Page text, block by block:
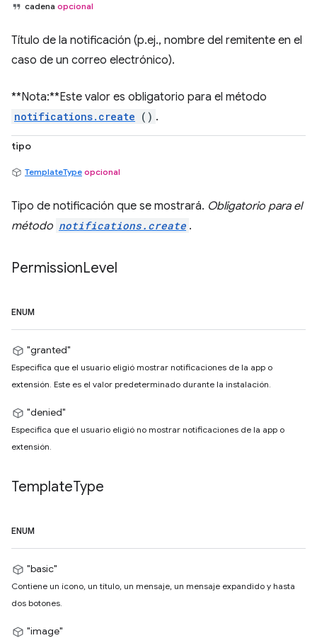
cadena opcional
Título de la notificación (p.ej., nombre del remitente en el
caso de un correo electrónico).
**Nota:**Este valor es obligatorio para el método
notifications.create () .
tipo
TemplateType opcional
Tipo de notificación que se mostrará. Obligatorio para el
método notifications.create .
PermissionLevel
ENUM
"granted"
Especifica que el usuario eligió mostrar notificaciones de la app o
extensión. Este es el valor predeterminado durante la instalación.
"denied"
Especifica que el usuario eligió no mostrar notificaciones de la app o
extensión.
TemplateType
ENUM
"basic"
Contiene un ícono, un título, un mensaje, un mensaje expandido y hasta
dos botones.
"image"